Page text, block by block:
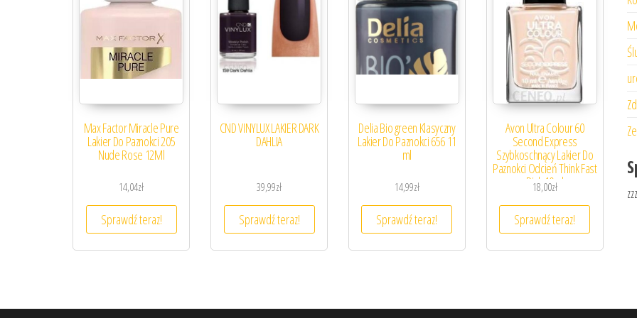
Max Factor Miracle Pure
Lakier Do Paznokci 205
Nude Rose 12Ml
14,04zł
Sprawdź teraz!
CND VINYLUX LAKIER DARK
DAHLIA
39,99zł
Sprawdź teraz!
Delia Bio green Klasyczny
Lakier Do Paznokci 656 11
ml
14,99zł
Sprawdź teraz!
Avon Ultra Colour 60
Second Express
Szybkoschnący Lakier Do
Paznokci Odcień Think Fast
Pink 10ml
18,00zł
Sprawdź teraz!